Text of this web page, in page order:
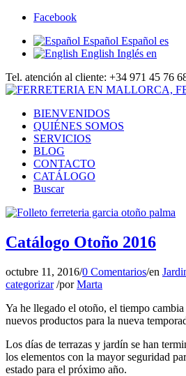
Facebook
Español Español es
English Inglés en
Tel. atención al cliente: +34 971 45 76
BIENVENIDOS
QUIÉNES SOMOS
SERVICIOS
BLOG
CONTACTO
CATÁLOGO
Buscar
Catálogo Otoño 2016
octubre 11, 2016/0 Comentarios/en
categorizar /porMarta
Ya he llegado el otoño, el tiempo
nuevos productos para la nueva
Los días de terrazas y jardín se han
los elementos con la mayor seguridad
estado para el próximo año.